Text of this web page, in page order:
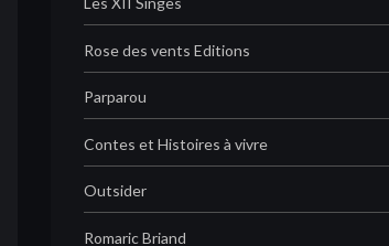
Rose des vents Editions
Parparou
Contes et Histoires à vivre
Outsider
Romaric Briand